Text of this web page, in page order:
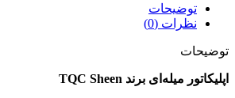
توضیحات
نظرات (0)
توضیحات
اپلیکاتور میله‌ای برند TQC Sheen